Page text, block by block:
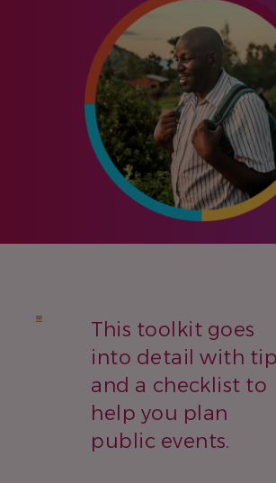
This toolkit goes
into detail with
and a checklist to
help you plan
public events.